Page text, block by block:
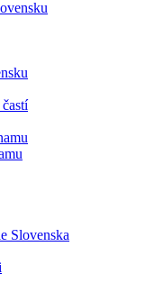
Slovenska